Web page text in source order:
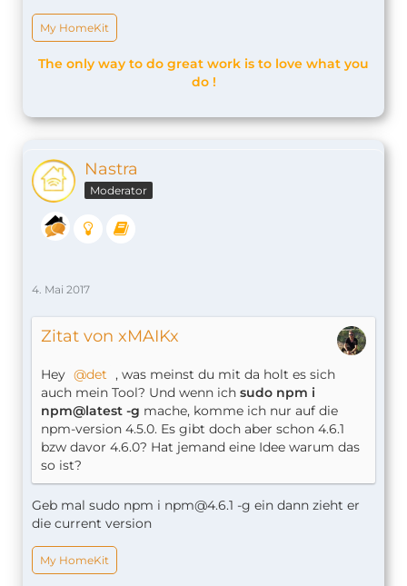
My HomeKit
The only way to do great work is to love what you
do !
Nastra
Moderator
4. Mai 2017
Zitat von xMAIKx
Hey det
, was meinst du mit da holt es sich
auch mein Tool? Und wenn ich sudo npm i
npm@latest -g mache, komme ich nur auf die
npm-version 4.5.0. Es gibt doch aber schon 4.6.1
bzw davor 4.6.0? Hat jemand eine Idee warum das
so ist?
Geb mal sudo npm i npm@4.6.1 -g ein dann zieht er
die current version
My HomeKit